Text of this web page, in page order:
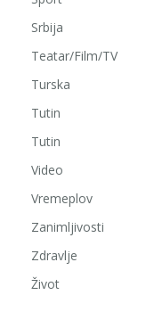
Srbija
Teatar/Film/TV
Turska
Tutin
Tutin
Video
Vremeplov
Zanimljivosti
Zdravlje
Život